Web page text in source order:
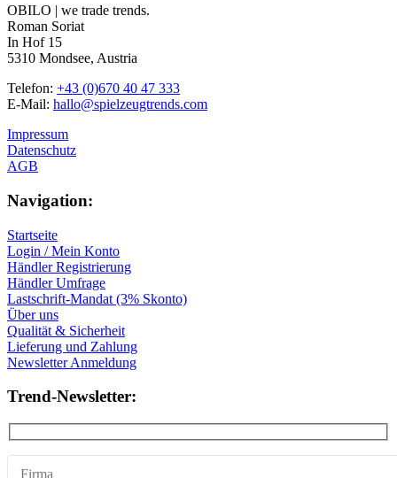
OBILO | we trade trends.
Roman Soriat
In Hof 15
5310 Mondsee, Austria
Telefon: +43 (0)670 40 47 333
E-Mail: hallo@spielzeugtrends.com
Impressum
Datenschutz
AGB
Navigation:
Startseite
Login / Mein Konto
Händler Registrierung
Händler Umfrage
Lastschrift-Mandat (3% Skonto)
Über uns
Qualität & Sicherheit
Lieferung und Zahlung
Newsletter Anmeldung
Trend-Newsletter: